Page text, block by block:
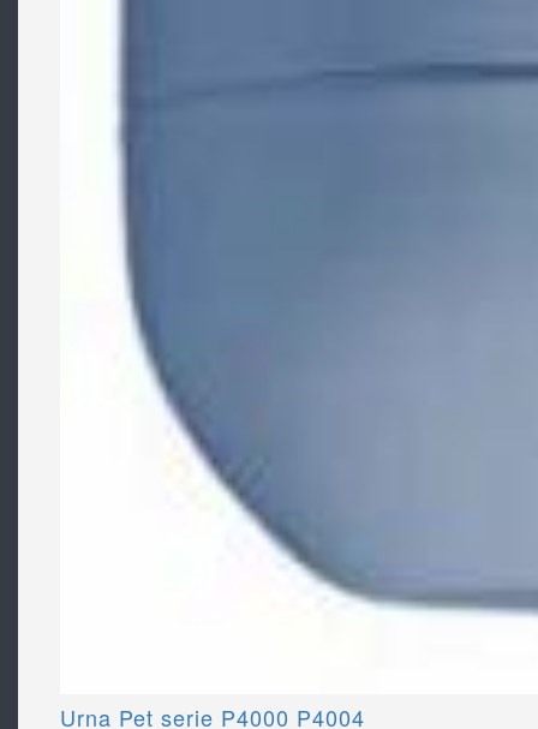
Urna Pet serie P4000 P4004